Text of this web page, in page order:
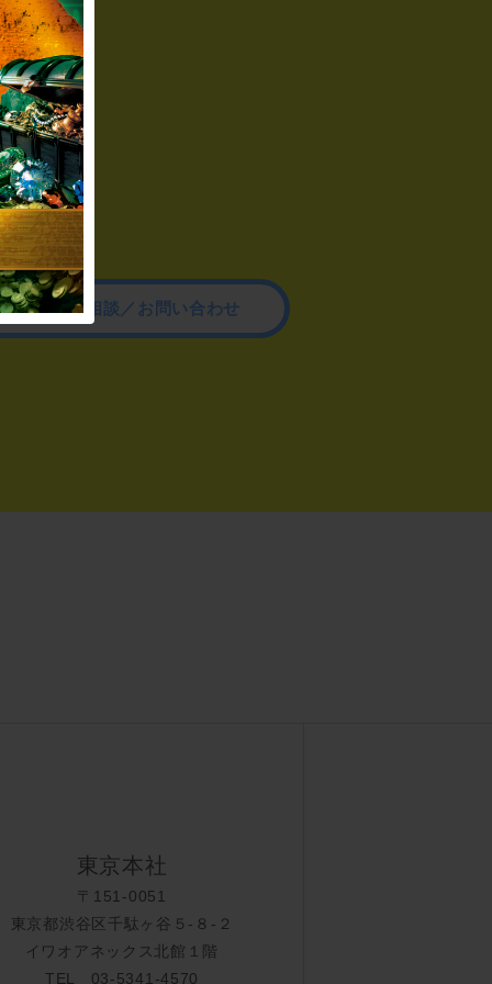
その他のご相談／お問い合わせ
東京本社
〒151-0051
東京都渋谷区千駄ヶ谷５-８-２
イワオアネックス北館１階
TEL 03-5341-4570